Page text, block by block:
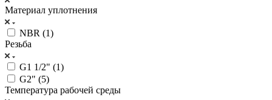
Материал уплотнения
NBR (1)
Резьба
G1 1/2" (1)
G2" (5)
Температура рабочей среды